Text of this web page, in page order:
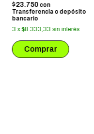
$23.750 con
Transferencia o depósito
bancario
3 x$8.333,33 sin interés